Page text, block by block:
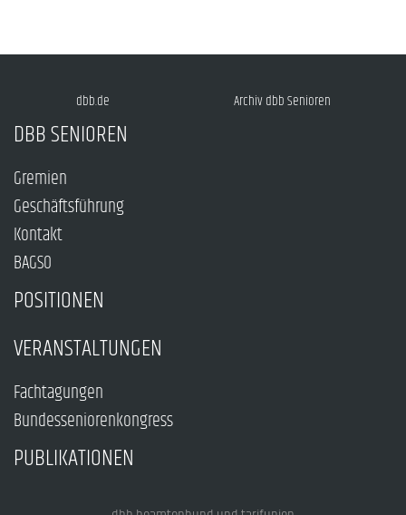
dbb.de Archiv dbb Senioren
DBB SENIOREN
Gremien
Geschäftsführung
Kontakt
BAGSO
POSITIONEN
VERANSTALTUNGEN
Fachtagungen
Bundesseniorenkongress
PUBLIKATIONEN